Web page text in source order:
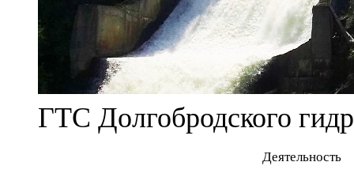
ГТС Долгобродского
Деятельность